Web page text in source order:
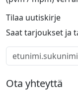
Tilaa uutiskirje
Saat tarjoukset ja
Ota yhteyttä